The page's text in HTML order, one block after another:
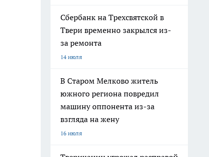
Сбербанк на Трехсвятской в
Твери временно закрылся из-
за ремонта
14 июля
В Старом Мелково житель
южного региона повредил
машину оппонента из-за
взгляда на жену
16 июля